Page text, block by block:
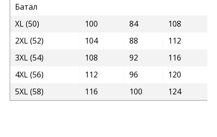
Батал
XL (50)
100 84
108
2XL (52)
104 88
112
3XL (54)
108 92
116
4XL (56)
112 96
120
5XL (58)
116 100 124